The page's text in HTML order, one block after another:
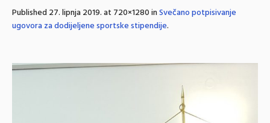
Published27. lipnja 2019.at 720×1280 inSvečano potpisivanje
ugovora za dodijeljene sportske stipendije.